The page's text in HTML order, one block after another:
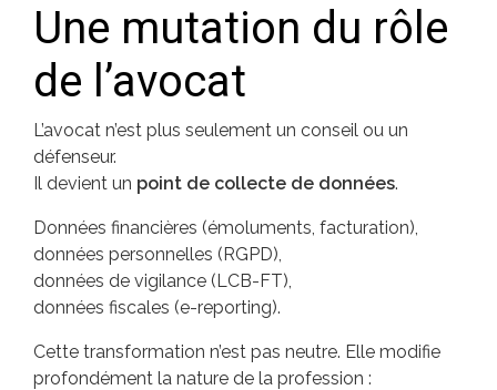
Une mutation du rôle
de l’avocat
L’avocat n’est plus seulement un conseil ou un
défenseur.
Il devient un point de collecte de données.
Données financières (émoluments, facturation),
données personnelles (RGPD),
données de vigilance (LCB-FT),
données fiscales (e-reporting).
Cette transformation n’est pas neutre. Elle modifie
profondément la nature de la profession :